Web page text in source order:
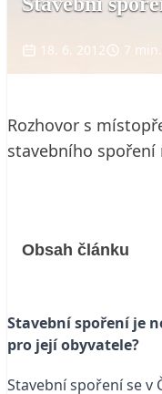
18. 6. 2012 7
Rozhovor s
stavebního
Obsah článku
Stavební spoření je
pro její obyvatele?
Stavební spoření se v